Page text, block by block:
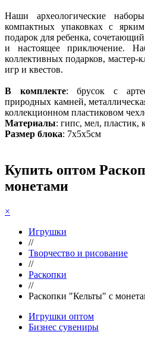
Наши археологические
компактных упаковках с
подарок для ребенка,
и настоящее приключение.
коллективных подарков, мастер-
игр и квестов.
В комплекте: брусок с
природных камней,
коллекционном пластиковом
Материалы: гипс, мел, пластик,
Размер блока: 7х5х5см
Купить оптом
монетами
×
Игрушки
//
Творчество и рисование
//
Раскопки
//
Раскопки "Кельты" с
Игрушки оптом
Бизнес сувениры